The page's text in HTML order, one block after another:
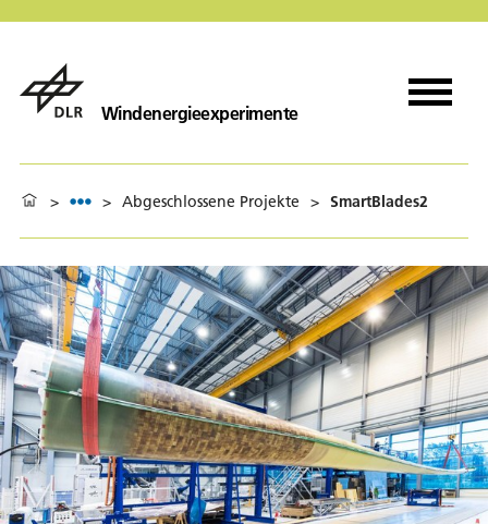
Windenergieexperimente
> > Abgeschlossene Projekte > SmartBlades2